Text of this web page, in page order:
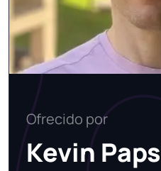
Ofrecido por
Kevin